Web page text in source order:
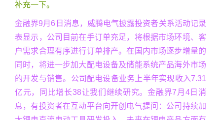
补充一下。
金融界9月6日消息，威腾电气披露投资者关系活动记录
表显示，公司目前在手订单充足，将根据市场环境、客
户需求合理有序进行订单排产。在国内市场逐步增量的
同时，将进一步加大配电设备及储能系统产品海外市场
的开发与销售。公司配电设备业务上半年实现收入7.31
亿元，同比增长38让我们继续研究。金融界7月4日消
息，有投资者在互动平台向开创电气提问：公司持续加